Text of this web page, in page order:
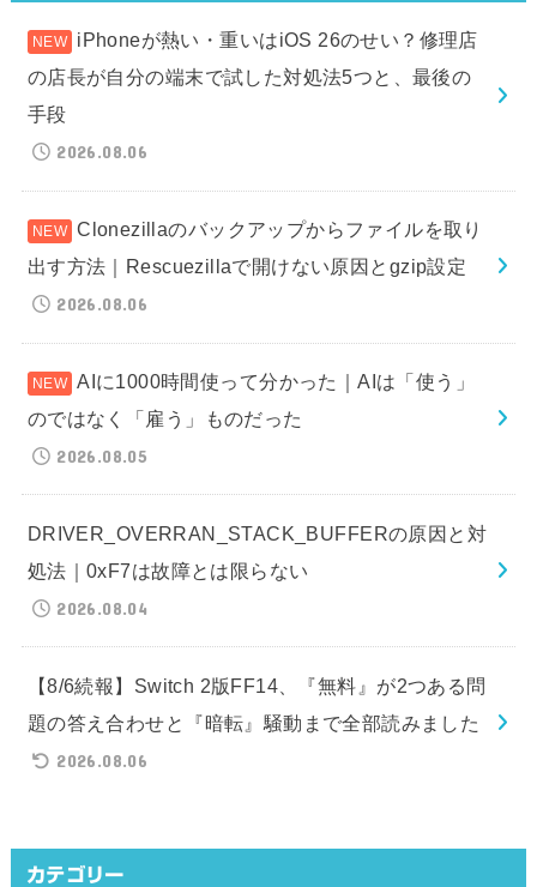
iPhoneが熱い・重いはiOS 26のせい？修理店
の店長が自分の端末で試した対処法5つと、最後の
手段
2026.08.06
Clonezillaのバックアップからファイルを取り
出す方法｜Rescuezillaで開けない原因とgzip設定
2026.08.06
AIに1000時間使って分かった｜AIは「使う」
のではなく「雇う」ものだった
2026.08.05
DRIVER_OVERRAN_STACK_BUFFERの原因と対
処法｜0xF7は故障とは限らない
2026.08.04
【8/6続報】Switch 2版FF14、『無料』が2つある問
題の答え合わせと『暗転』騒動まで全部読みました
2026.08.06
カテゴリー